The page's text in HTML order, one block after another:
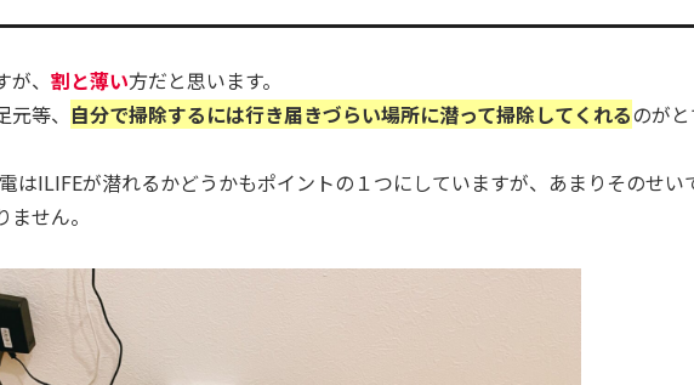
、 割と薄い方だと思います。
等、 自分で掃除するには行き届きづらい場所に潜って掃除してくれるのがと
はILIFEが潜れるかどうかもポイントの１つにしていますが、あまりそのせい
せん。